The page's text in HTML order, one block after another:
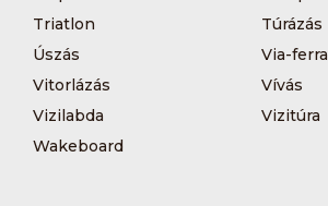
Triatlon
Túrázás
Úszás
Via-
Vitorlázás
Vívás
Vizilabda
Vizitúra
Wakeboard